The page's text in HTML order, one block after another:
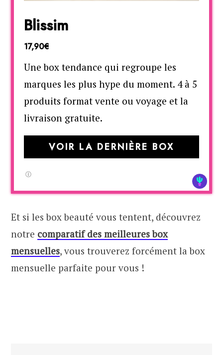
Blissim
17,90€
Une box tendance qui regroupe les
marques les plus hype du moment. 4 à 5
produits format vente ou voyage et la
livraison gratuite.
VOIR LA DERNIÈRE BOX
Et si les box beauté vous tentent, découvrez
notre comparatif des meilleures box
mensuelles, vous trouverez forcément la box
mensuelle parfaite pour vous !